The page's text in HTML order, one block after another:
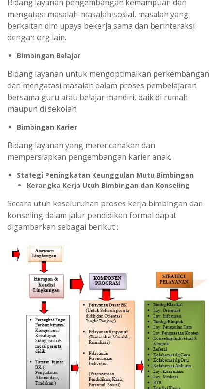
Bidang layanan pengembangan kemampuan dan
mengatasi masalah-masalah sosial, masalah yang
berkaitan dlm upaya bekerja sama dan berinteraksi
dengan org lain.
Bimbingan Belajar
Bidang layanan untuk mengoptimalkan perkembangan
dan mengatasi masalah dalam proses pembelajaran
bersama guru atau belajar mandiri, baik di rumah
maupun di sekolah.
Bimbingan Karier
Bidang layanan yang merencanakan dan
mempersiapkan pengembangan karier anak.
Stategi Peningkatan Keunggulan Mutu Bimbingan
Kerangka Kerja Utuh Bimbingan dan Konseling
Secara utuh keseluruhan proses kerja bimbingan dan
konseling dalam jalur pendidikan formal dapat
digambarkan sebagai berikut :